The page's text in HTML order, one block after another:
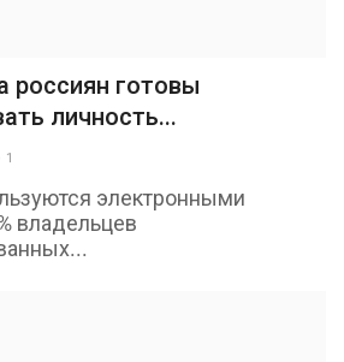
россиян готовы
личность...
1
электронными
владельцев